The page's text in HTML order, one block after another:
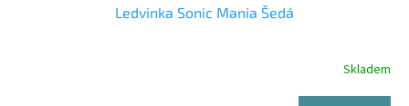
Ledvinka Sonic Mania Šedá
Skladem